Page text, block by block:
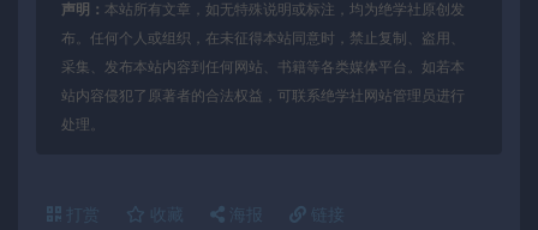
声明： 本站所有文章，如无特殊说明或标注，均为绝学社原创发
布。任何个人或组织，在未征得本站同意时，禁止复制、盗用、
采集、发布本站内容到任何网站、书籍等各类媒体平台。如若本
站内容侵犯了原著者的合法权益，可联系绝学社网站管理员进行
处理。
打赏 收藏 海报 链接